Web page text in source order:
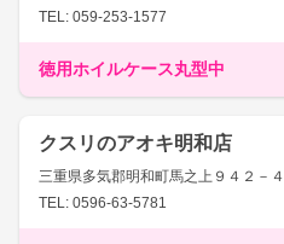
TEL: 059-253-1577
徳用ホイルケース丸型中
クスリのアオキ明和店
三重県多気郡明和町馬之上９４２－４
TEL: 0596-63-5781